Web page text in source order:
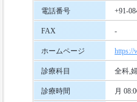
電話番号 +91-
FAX -
ホームページ https://
診療科目 全科,
診療時間 月